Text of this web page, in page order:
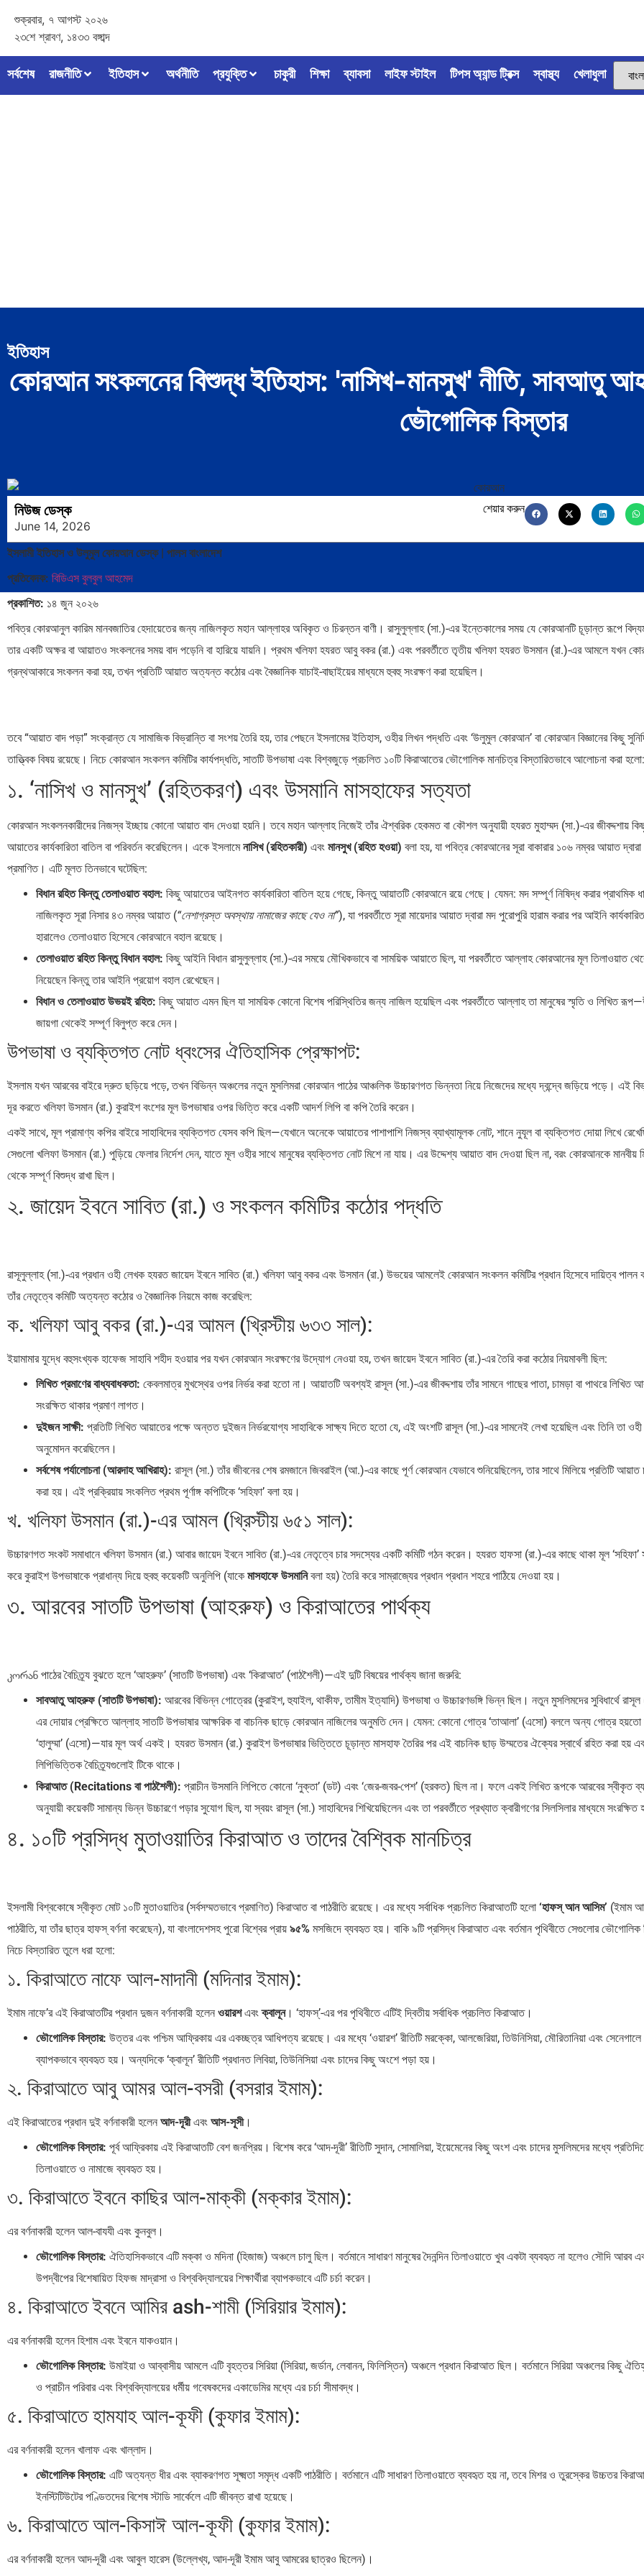
শুক্রবার, ৭ আগস্ট ২০২৬
২৩শে শ্রাবণ, ১৪৩৩ বঙ্গাব্দ
সর্বশেষ রাজনীতি ইতিহাস অর্থনীতি প্রযুক্তি চাকুরী শিক্ষা ব্যাবসা লাইফ স্টাইল টিপস অ্যান্ড ট্রিক্স স্বাস্থ্য খেলাধুলা
ইতিহাস
কোরআন সংকলনের বিশুদ্ধ ইতিহাস: 'নাসিখ-মানসুখ' নীতি, সাবআতু
ভৌগোলিক বিস্তার
নিউজ ডেস্ক
June 14, 2026
শেয়ার করুন
ইসলামী ইতিহাস ও উলুমুল কোরআন ডেস্ক | পালস বাংলাদেশ
প্রতিবেদক: বিডিএস বুলবুল আহমেদ
প্রকাশিত: ১৪ জুন ২০২৬
পবিত্র কোরআনুল কারিম মানবজাতির হেদায়েতের জন্য নাজিলকৃত মহান আল্লাহর অবিকৃত ও চিরন্তন বাণী। রাসুলুল্লাহ (সা.)-এর ইন্তেকালের সময় যে কোরআনটি চূড়ান্ত রূপে
তার একটি অক্ষর বা আয়াতও সংকলনের সময় বাদ পড়েনি বা হারিয়ে যায়নি। প্রথম খলিফা হযরত আবু বকর (রা.) এবং পরবর্তীতে তৃতীয় খলিফা হযরত উসমান (রা.)-এর আমলে যখন
গ্রন্থআকারে সংকলন করা হয়, তখন প্রতিটি আয়াত অত্যন্ত কঠোর এবং বৈজ্ঞানিক যাচাই-বাছাইয়ের মাধ্যমে হুবহু সংরক্ষণ করা হয়েছিল।
তবে “আয়াত বাদ পড়া” সংক্রান্ত যে সামাজিক বিভ্রান্তি বা সংশয় তৈরি হয়, তার পেছনে ইসলামের ইতিহাস, ওহীর লিখন পদ্ধতি এবং ‘উলুমুল কোরআন’ বা কোরআন বিজ্ঞানের কিছু
তাত্ত্বিক বিষয় রয়েছে। নিচে কোরআন সংকলন কমিটির কার্যপদ্ধতি, সাতটি উপভাষা এবং বিশ্বজুড়ে প্রচলিত ১০টি কিরাআতের ভৌগোলিক মানচিত্র বিস্তারিতভাবে আলোচনা করা হলো:
১. ‘নাসিখ ও মানসুখ’ (রহিতকরণ) এবং উসমানি মাসহাফের সত্যতা
কোরআন সংকলনকারীদের নিজস্ব ইচ্ছায় কোনো আয়াত বাদ দেওয়া হয়নি। তবে মহান আল্লাহ নিজেই তাঁর ঐশ্বরিক হেকমত বা কৌশল অনুযায়ী হযরত মুহাম্মদ (সা.)-এর জীবদ্দশায়
আয়াতের কার্যকারিতা বাতিল বা পরিবর্তন করেছিলেন। একে ইসলামেনাসিখ (রহিতকারী) এবং মানসুখ (রহিত হওয়া) বলা হয়, যা পবিত্র কোরআনের সূরা বাকারার ১০৬ নম্বর আয়াত দ্বারা
প্রমাণিত। এটি মূলত তিনভাবে ঘটেছিল:
বিধান রহিত কিন্তু তেলাওয়াত বহাল: কিছু আয়াতের আইনগত কার্যকারিতা বাতিল হয়ে গেছে, কিন্তু আয়াতটি কোরআনে রয়ে গেছে। যেমন: মদ সম্পূর্ণ নিষিদ্ধ করার প্রাথমিক
নাজিলকৃত সূরা নিসার ৪৩ নম্বর আয়াত (“নেশাগ্রস্ত অবস্থায় নামাজের কাছে যেও না”), যা পরবর্তীতে সূরা মায়েদার আয়াত দ্বারা মদ পুরোপুরি হারাম করার পর আইনি
হারালেও তেলাওয়াত হিসেবে কোরআনে বহাল রয়েছে।
তেলাওয়াত রহিত কিন্তু বিধান বহাল: কিছু আইনি বিধান রাসুলুল্লাহ (সা.)-এর সময়ে মৌখিকভাবে বা সাময়িক আয়াতে ছিল, যা পরবর্তীতে আল্লাহ কোরআনের মূল তিলাওয়াত
নিয়েছেন কিন্তু তার আইনি প্রয়োগ বহাল রেখেছেন।
বিধান ও তেলাওয়াত উভয়ই রহিত: কিছু আয়াত এমন ছিল যা সাময়িক কোনো বিশেষ পরিস্থিতির জন্য নাজিল হয়েছিল এবং পরবর্তীতে আল্লাহ তা মানুষের স্মৃতি ও লিখিত
জায়গা থেকেই সম্পূর্ণ বিলুপ্ত করে দেন।
উপভাষা ও ব্যক্তিগত নোট ধ্বংসের ঐতিহাসিক প্রেক্ষাপট:
ইসলাম যখন আরবের বাইরে দ্রুত ছড়িয়ে পড়ে, তখন বিভিন্ন অঞ্চলের নতুন মুসলিমরা কোরআন পাঠের আঞ্চলিক উচ্চারণগত ভিন্নতা নিয়ে নিজেদের মধ্যে দ্বন্দ্বে জড়িয়ে পড়ে। এই
দূর করতে খলিফা উসমান (রা.) কুরাইশ বংশের মূল উপভাষার ওপর ভিত্তি করে একটি আদর্শ লিপি বা কপি তৈরি করেন।
একই সাথে, মূল প্রামাণ্য কপির বাইরে সাহাবিদের ব্যক্তিগত যেসব কপি ছিল—যেখানে অনেকে আয়াতের পাশাপাশি নিজস্ব ব্যাখ্যামূলক নোট, শানে নুযূল বা ব্যক্তিগত দোয়া লিখে
সেগুলো খলিফা উসমান (রা.) পুড়িয়ে ফেলার নির্দেশ দেন, যাতে মূল ওহীর সাথে মানুষের ব্যক্তিগত নোট মিশে না যায়। এর উদ্দেশ্য আয়াত বাদ দেওয়া ছিল না, বরং কোরআনকে মানবীয়
থেকে সম্পূর্ণ বিশুদ্ধ রাখা ছিল।
২. জায়েদ ইবনে সাবিত (রা.) ও সংকলন কমিটির কঠোর পদ্ধতি
রাসূলুল্লাহ (সা.)-এর প্রধান ওহী লেখক হযরত জায়েদ ইবনে সাবিত (রা.) খলিফা আবু বকর এবং উসমান (রা.) উভয়ের আমলেই কোরআন সংকলন কমিটির প্রধান হিসেবে দায়িত্ব পালন
তাঁর নেতৃত্বে কমিটি অত্যন্ত কঠোর ও বৈজ্ঞানিক নিয়মে কাজ করেছিল:
ক. খলিফা আবু বকর (রা.)-এর আমল (খ্রিস্টীয় ৬৩৩ সাল):
ইয়ামামার যুদ্ধে বহুসংখ্যক হাফেজ সাহাবি শহীদ হওয়ার পর যখন কোরআন সংরক্ষণের উদ্যোগ নেওয়া হয়, তখন জায়েদ ইবনে সাবিত (রা.)-এর তৈরি করা কঠোর নিয়মাবলী ছিল:
লিখিত প্রমাণের বাধ্যবাধকতা: কেবলমাত্র মুখস্থের ওপর নির্ভর করা হতো না। আয়াতটি অবশ্যই রাসূল (সা.)-এর জীবদ্দশায় তাঁর সামনে গাছের পাতা, চামড়া বা পাথরে লিখিত
সংরক্ষিত থাকার প্রমাণ লাগত।
দুইজন সাক্ষী: প্রতিটি লিখিত আয়াতের পক্ষে অন্তত দুইজন নির্ভরযোগ্য সাহাবিকে সাক্ষ্য দিতে হতো যে, এই অংশটি রাসূল (সা.)-এর সামনেই লেখা হয়েছিল এবং তিনি তা ওহী
অনুমোদন করেছিলেন।
সর্বশেষ পর্যালোচনা (আরদাহ আখিরাহ): রাসূল (সা.) তাঁর জীবনের শেষ রমজানে জিবরাইল (আ.)-এর কাছে পূর্ণ কোরআন যেভাবে শুনিয়েছিলেন, তার সাথে মিলিয়ে প্রতিটি
করা হয়। এই প্রক্রিয়ায় সংকলিত প্রথম পূর্ণাঙ্গ কপিটিকে ‘সহিফা’ বলা হয়।
খ. খলিফা উসমান (রা.)-এর আমল (খ্রিস্টীয় ৬৫১ সাল):
উচ্চারণগত সংকট সমাধানে খলিফা উসমান (রা.) আবার জায়েদ ইবনে সাবিত (রা.)-এর নেতৃত্বে চার সদস্যের একটি কমিটি গঠন করেন। হযরত হাফসা (রা.)-এর কাছে থাকা মূল ‘সহিফা’
করে কুরাইশ উপভাষাকে প্রাধান্য দিয়ে হুবহু কয়েকটি অনুলিপি (যাকে মাসহাফে উসমানিবলা হয়) তৈরি করে সাম্রাজ্যের প্রধান প্রধান শহরে পাঠিয়ে দেওয়া হয়।
৩. আরবের সাতটি উপভাষা (আহরুফ) ও কিরাআতের পার্থক্য
კორან পাঠের বৈচিত্র্য বুঝতে হলে ‘আহরুফ’ (সাতটি উপভাষা) এবং ‘কিরাআত’ (পাঠশৈলী)—এই দুটি বিষয়ের পার্থক্য জানা জরুরি:
সাবআতু আহরুফ (সাতটি উপভাষা): আরবের বিভিন্ন গোত্রের (কুরাইশ, হুযাইল, থাকীফ, তামীম ইত্যাদি) উপভাষা ও উচ্চারণভঙ্গি ভিন্ন ছিল। নতুন মুসলিমদের সুবিধার্থে
এর দোয়ার প্রেক্ষিতে আল্লাহ সাতটি উপভাষার আক্ষরিক বা বাচনিক ছাড়ে কোরআন নাজিলের অনুমতি দেন। যেমন: কোনো গোত্র ‘তাআলা’ (এসো) বললে অন্য গোত্র
‘হালুম্মা’ (এসো)—যার মূল অর্থ একই। হযরত উসমান (রা.) কুরাইশ উপভাষার ভিত্তিতে চূড়ান্ত মাসহাফ তৈরির পর এই বাচনিক ছাড় উম্মতের ঐক্যের স্বার্থে রহিত করা হয়
লিপিভিত্তিক বৈচিত্র্যগুলোই টিকে থাকে।
কিরাআত (Recitations বা পাঠশৈলী): প্রাচীন উসমানি লিপিতে কোনো ‘নুক্তা’ (ডট) এবং ‘জের-জবর-পেশ’ (হরকত) ছিল না। ফলে একই লিখিত রূপকে আরবের স্বীকৃত
অনুযায়ী কয়েকটি সামান্য ভিন্ন উচ্চারণে পড়ার সুযোগ ছিল, যা স্বয়ং রাসূল (সা.) সাহাবিদের শিখিয়েছিলেন এবং তা পরবর্তীতে প্রখ্যাত ক্বারীগণের সিলসিলার মাধ্যমে সংরক্ষিত
৪. ১০টি প্রসিদ্ধ মুতাওয়াতির কিরাআত ও তাদের বৈশ্বিক মানচিত্র
ইসলামী বিশ্বকোষে স্বীকৃত মোট ১০টি মুতাওয়াতির (সর্বসম্মতভাবে প্রমাণিত) কিরাআত বা পাঠরীতি রয়েছে। এর মধ্যে সর্বাধিক প্রচলিত কিরাআতটি হলো ‘হাফস্ আন আসিম’ (ইমাম
পাঠরীতি, যা তাঁর ছাত্র হাফস্ বর্ণনা করেছেন), যা বাংলাদেশসহ পুরো বিশ্বের প্রায় ৯৫% মসজিদে ব্যবহৃত হয়। বাকি ৯টি প্রসিদ্ধ কিরাআত এবং বর্তমান পৃথিবীতে সেগুলোর ভৌগোলিক
নিচে বিস্তারিত তুলে ধরা হলো:
১. কিরাআতে নাফে আল-মাদানী (মদিনার ইমাম):
ইমাম নাফে’র এই কিরাআতটির প্রধান দুজন বর্ণনাকারী হলেন ওয়ারশএবংক্বালূন। ‘হাফস্’-এর পর পৃথিবীতে এটিই দ্বিতীয় সর্বাধিক প্রচলিত কিরাআত।
ভৌগোলিক বিস্তার: উত্তর এবং পশ্চিম আফ্রিকায় এর একচ্ছত্র আধিপত্য রয়েছে। এর মধ্যে ‘ওয়ারশ’ রীতিটি মরক্কো, আলজেরিয়া, তিউনিসিয়া, মৌরিতানিয়া এবং সেনেগালে
ব্যাপকভাবে ব্যবহৃত হয়। অন্যদিকে ‘ক্বালূন’ রীতিটি প্রধানত লিবিয়া, তিউনিসিয়া এবং চাদের কিছু অংশে পড়া হয়।
২. কিরাআতে আবু আমর আল-বসরী (বসরার ইমাম):
এই কিরাআতের প্রধান দুই বর্ণনাকারী হলেন আদ-দূরীএবং আস-সূসী।
ভৌগোলিক বিস্তার: পূর্ব আফ্রিকায় এই কিরাআতটি বেশ জনপ্রিয়। বিশেষ করে ‘আদ-দূরী’ রীতিটি সুদান, সোমালিয়া, ইয়েমেনের কিছু অংশ এবং চাদের মুসলিমদের মধ্যে
তিলাওয়াতে ও নামাজে ব্যবহৃত হয়।
৩. কিরাআতে ইবনে কাছির আল-মাক্কী (মক্কার ইমাম):
এর বর্ণনাকারী হলেন আল-বাযযী এবং কুনবুল।
ভৌগোলিক বিস্তার: ঐতিহাসিকভাবে এটি মক্কা ও মদিনা (হিজাজ) অঞ্চলে চালু ছিল। বর্তমানে সাধারণ মানুষের দৈনন্দিন তিলাওয়াতে খুব একটা ব্যবহৃত না হলেও সৌদি আরব
উপদ্বীপের বিশেষায়িত হিফজ মাদ্রাসা ও বিশ্ববিদ্যালয়ের শিক্ষার্থীরা ব্যাপকভাবে এটি চর্চা করেন।
৪. কিরাআতে ইবনে আমির ash-শামী (সিরিয়ার ইমাম):
এর বর্ণনাকারী হলেন হিশাম এবং ইবনে যাকওয়ান।
ভৌগোলিক বিস্তার: উমাইয়া ও আব্বাসীয় আমলে এটি বৃহত্তর সিরিয়া (সিরিয়া, জর্ডান, লেবানন, ফিলিস্তিন) অঞ্চলে প্রধান কিরাআত ছিল। বর্তমানে সিরিয়া অঞ্চলের কিছু
ও প্রাচীন পরিবার এবং বিশ্ববিদ্যালয়ের ধর্মীয় গবেষকদের একাডেমির মধ্যে এর চর্চা সীমাবদ্ধ।
৫. কিরাআতে হামযাহ আল-কূফী (কুফার ইমাম):
এর বর্ণনাকারী হলেন খালাফ এবং খাল্লাদ।
ভৌগোলিক বিস্তার: এটি অত্যন্ত ধীর এবং ব্যাকরণগত সূক্ষ্মতা সমৃদ্ধ একটি পাঠরীতি। বর্তমানে এটি সাধারণ তিলাওয়াতে ব্যবহৃত হয় না, তবে মিশর ও তুরস্কের উচ্চতর
ইনস্টিটিউটের পণ্ডিতদের বিশেষ স্টাডি সার্কেলে এটি জীবন্ত রাখা হয়েছে।
৬. কিরাআতে আল-কিসাঈ আল-কূফী (কুফার ইমাম):
এর বর্ণনাকারী হলেন আদ-দূরী এবং আবুল হারেস (উল্লেখ্য, আদ-দূরী ইমাম আবু আমরের ছাত্রও ছিলেন)।